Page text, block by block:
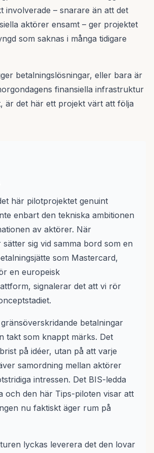
involverade – snarare än att det
aktörer ensamt – ger projektet
som saknas i många tidigare
betalningslösningar, eller bara är
finansiella infrastruktur
är det här ett projekt värt att följa
här pilotprojektet genuint
enbart den tekniska ambitionen
av aktörer. När
sig vid samma bord som en
som Mastercard,
en europeisk
signalerar det att vi rör
betalningar
takt som knappt märks. Det
på idéer, utan på att varje
samordning mellan aktörer
intressen. Det BIS-ledda
och den här Tips-piloten visar att
nu faktiskt äger rum på
lyckas leverera det den lovar